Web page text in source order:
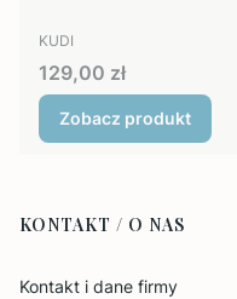
PRODUCENT
KUDI
Cena
129,00 zł
Zobacz produkt
Linki w stopce
KONTAKT / O NAS
Kontakt i dane firmy